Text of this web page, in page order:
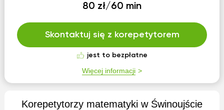
80 zł/60 min
Skontaktuj się z korepetytorem
jest to bezpłatne
Więcej informacji
Korepetytorzy matematyki w Świnoujście